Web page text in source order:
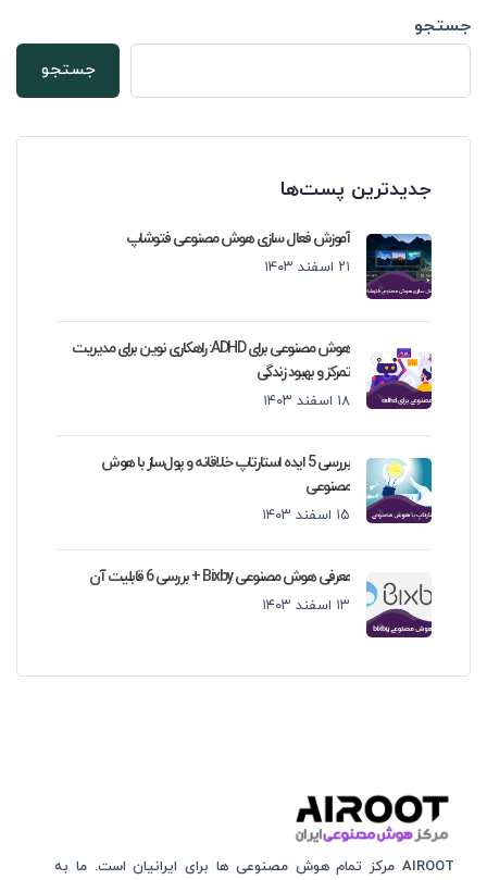
جستجو
جستجو
جدیدترین پست‌ها
آموزش فعال سازی هوش مصنوعی فتوشاپ
۲۱ اسفند ۱۴۰۳
هوش مصنوعی برای ADHD: راهکاری نوین برای مدیریت
تمرکز و بهبود زندگی
۱۸ اسفند ۱۴۰۳
بررسی 5 ایده استارتاپ خلاقانه و پول‌ساز با هوش
مصنوعی
۱۵ اسفند ۱۴۰۳
معرفی هوش مصنوعی Bixby + بررسی 6 قابلیت آن
۱۳ اسفند ۱۴۰۳
AIROOT مرکز تمام هوش مصنوعی‌‌‌ ها برای ایرانیان است. ما به